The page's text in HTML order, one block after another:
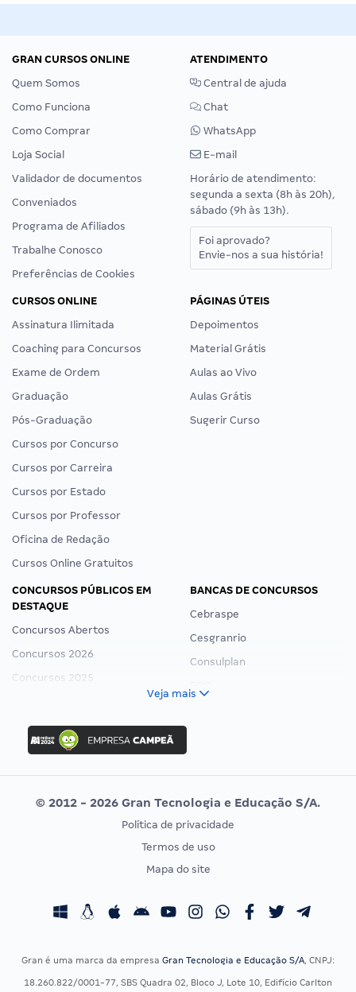
GRAN CURSOS ONLINE
Quem Somos
Como Funciona
Como Comprar
Loja Social
Validador de documentos
Conveniados
Programa de Afiliados
Trabalhe Conosco
Preferências de Cookies
ATENDIMENTO
Central de ajuda
Chat
WhatsApp
E-mail
Horário de atendimento:
segunda a sexta (8h às 20h),
sábado (9h às 13h).
Foi aprovado?
Envie-nos a sua história!
CURSOS ONLINE
Assinatura Ilimitada
Coaching para Concursos
Exame de Ordem
Graduação
Pós-Graduação
Cursos por Concurso
Cursos por Carreira
Cursos por Estado
Cursos por Professor
Oficina de Redação
Cursos Online Gratuitos
PÁGINAS ÚTEIS
Depoimentos
Material Grátis
Aulas ao Vivo
Aulas Grátis
Sugerir Curso
CONCURSOS PÚBLICOS EM
DESTAQUE
Concursos Abertos
Concursos 2026
Concursos 2025
Concurso Ibama
Concurso MPU
Editais publicados
BANCAS DE CONCURSOS
Cebraspe
Cesgranrio
Consulplan
Vunesp
CONCURSOS POR PROFISSÃO
Concursos Fiscais
EXAME DE ORDEM
Calendário OAB
Veja mais
© 2012 - 2026 Gran Tecnologia e Educação S/A.
Política de privacidade
Termos de uso
Mapa do site
Gran é uma marca da empresa Gran Tecnologia e Educação S/A, CNPJ:
18.260.822/0001-77, SBS Quadra 02, Bloco J, Lote 10, Edifício Carlton